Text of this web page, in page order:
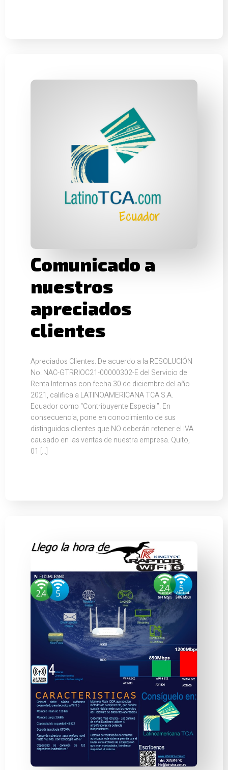
Comunicado a
nuestros
apreciados
clientes
Apreciados Clientes: De acuerdo a la RESOLUCIÓN
No. NAC-GTRRIOC21-00000302-E del Servicio de
Renta Internas con fecha 30 de diciembre del año
2021, califica a LATINOAMERICANA TCA S.A.
Ecuador como “Contribuyente Especial”. En
consecuencia, pone en conocimiento de sus
distinguidos clientes que NO deberán retener el IVA
causado en las ventas de nuestra empresa. Quito,
01 […]